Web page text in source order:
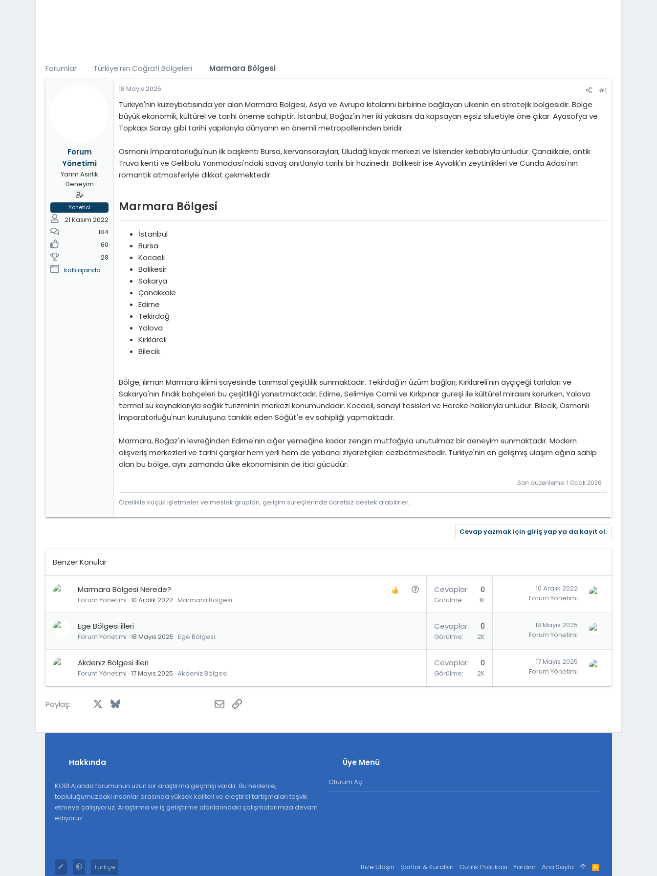
Forumlar Türkiye'nin Coğrafi Bölgeleri Marmara Bölgesi
Forum
Yönetimi
Yarım Asırlık
Deneyim
Yönetici
21 Kasım 2022
184
60
28
kobiajanda.home.blog
18 Mayıs 2025 #1
Türkiye'nin kuzeybatısında yer alan Marmara Bölgesi, Asya ve Avrupa kıtalarını birbirine bağlayan ülkenin en stratejik bölgesidir. Bölge
büyük ekonomik, kültürel ve tarihi öneme sahiptir. İstanbul, Boğaz'ın her iki yakasını da kapsayan eşsiz silüetiyle öne çıkar. Ayasofya ve
Topkapı Sarayı gibi tarihi yapılarıyla dünyanın en önemli metropollerinden biridir.
Osmanlı İmparatorluğu'nun ilk başkenti Bursa, kervansarayları, Uludağ kayak merkezi ve İskender kebabıyla ünlüdür. Çanakkale, antik
Truva kenti ve Gelibolu Yarımadası'ndaki savaş anıtlarıyla tarihi bir hazinedir. Balıkesir ise Ayvalık'ın zeytinlikleri ve Cunda Adası'nın
romantik atmosferiyle dikkat çekmektedir.
Marmara Bölgesi
İstanbul
Bursa
Kocaeli
Balıkesir
Sakarya
Çanakkale
Edirne
Tekirdağ
Yalova
Kırklareli
Bilecik
Bölge, ılıman Marmara iklimi sayesinde tarımsal çeşitlilik sunmaktadır. Tekirdağ'ın üzüm bağları, Kırklareli'nin ayçiçeği tarlaları ve
Sakarya'nın fındık bahçeleri bu çeşitliliği yansıtmaktadır. Edirne, Selimiye Camii ve Kırkpınar güreşi ile kültürel mirasını korurken, Yalova
termal su kaynaklarıyla sağlık turizminin merkezi konumundadır. Kocaeli, sanayi tesisleri ve Hereke halılarıyla ünlüdür. Bilecik, Osmanlı
İmparatorluğu'nun kuruluşuna tanıklık eden Söğüt'e ev sahipliği yapmaktadır.
Marmara, Boğaz'ın levreğinden Edirne'nin ciğer yemeğine kadar zengin mutfağıyla unutulmaz bir deneyim sunmaktadır. Modern
alışveriş merkezleri ve tarihi çarşılar hem yerli hem de yabancı ziyaretçileri cezbetmektedir. Türkiye'nin en gelişmiş ulaşım ağına sahip
olan bu bölge, aynı zamanda ülke ekonomisinin de itici gücüdür.
Son düzenleme: 1 Ocak 2026
Özellikle küçük işletmeler ve meslek grupları, gelişim süreçlerinde ücretsiz destek alabilirler.
Cevap yazmak için giriş yap ya da kayıt ol.
Benzer Konular
b
S
r
Marmara Bölgesi Nerede?
Forum Yönetimi 10 Aralık 2022 Marmara Bölgesi
Cevaplar 0
Görülme 1K
10 Aralık 2022
Forum Yönetimi
Ege Bölgesi illeri
Forum Yönetimi 18 Mayıs 2025 Ege Bölgesi
Cevaplar 0
Görülme 2K
18 Mayıs 2025
Forum Yönetimi
Akdeniz Bölgesi illeri
Forum Yönetimi 17 Mayıs 2025 Akdeniz Bölgesi
Cevaplar 0
Görülme 2K
17 Mayıs 2025
Forum Yönetimi
Paylaş: FacebookBluesky WhatsApp
E-posta
Link
Hakkında
KOBİ Ajanda forumunun uzun bir araştırma geçmişi vardır. Bu nedenle,
topluluğumuzdaki insanlar arasında yüksek kaliteli ve eleştirel tartışmaları teşvik
etmeye çalışıyoruz. Araştırma ve iş geliştirme alanlarındaki çalışmalarımıza devam
ediyoruz.
Üye Menü
Oturum Aç
Türkçe Bize Ulaşın Şartlar & Kurallar Gizlilik Politikası Yardım Ana Sayfa
R
S